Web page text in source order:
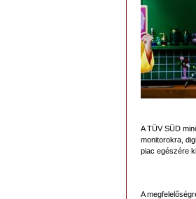
A TÜV SÜD
monitorokra,
piac egészére
A